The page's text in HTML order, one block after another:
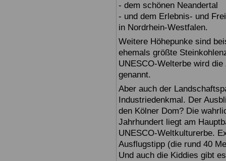
- dem schönen Neandertal
- und dem Erlebnis- und
in Nordrhein-Westfalen.
Weitere Höhepunke sind
ehemals größte
UNESCO-Welterbe wird
genannt.
Aber auch der
Industriedenkmal. Der
den Kölner Dom? Die
Jahrhundert liegt am
UNESCO-Weltkulturerbe.
Ausflugstipp (die rund 40
Und auch die Kiddies gibt